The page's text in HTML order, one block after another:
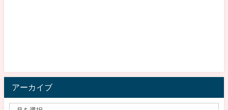
アーカイブ